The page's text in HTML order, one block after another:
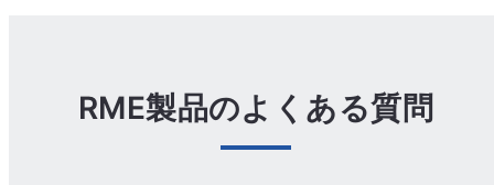
RME製品のよくある質問